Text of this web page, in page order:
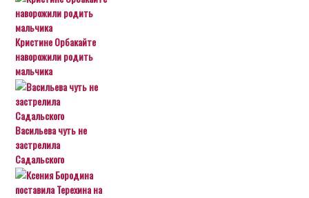
Кристине Орбакайте
наворожили родить
мальчика
Васильева чуть не
застрелила
Садальского